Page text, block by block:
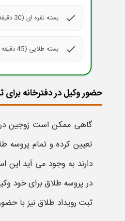
check بسته نقره ای (30 دقیقه ای) حضور وکیل در دفترخانه برای ثبت طلاق
check بسته طلایی (45 دقیقه ای) حضور وکیل در دفترخانه برای ثبت طلاق
حضور وکیل در دفترخانه
گاهی ممکن است زوجین در
تعیین کرده و تمام پروسه
دارند به وجود می آید این
درپروسه طلاق برای خود
ثبت رویداد طلاق نیز با